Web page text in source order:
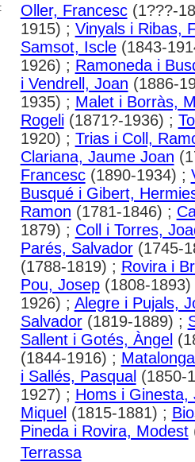
Oller, Francesc(1???-
1915) ; Vinyals i Ribas,
Samsot, Iscle(1843-
1926) ; Ramoneda i
i Vendrell, Joan (1886-
1935) ; Malet i Borràs,
Rogeli(1871?-1936) ;
1920) ; Trias i Coll,
Clariana, Jaume Joan
Francesc(1890-1934) ;
Busqué i Gibert,
Ramon (1781-1846) ;
1879) ; Coll i Torres,
Parés, Salvador(1745-
(1788-1819) ; Rovira i
Pou, Josep(1808-
1926) ; Alegre i Pujals,
Salvador(1819-1889) ;
Sallent i Gotés, Àngel
(1844-1916) ;
i Sallés, Pasqual (1850-
1927) ; Homs i Ginesta,
Miquel (1815-1881) ;
Pineda i Rovira, Modest
Terrassa